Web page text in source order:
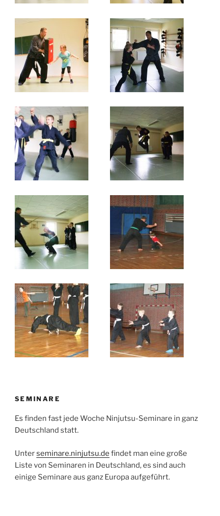
SEMINARE
Es finden fast jede Woche Ninjutsu-Seminare in ganz
Deutschland statt.
Unterseminare.ninjutsu.de findet man eine große
Liste von Seminaren in Deutschland, es sind auch
einige Seminare aus ganz Europa aufgeführt.